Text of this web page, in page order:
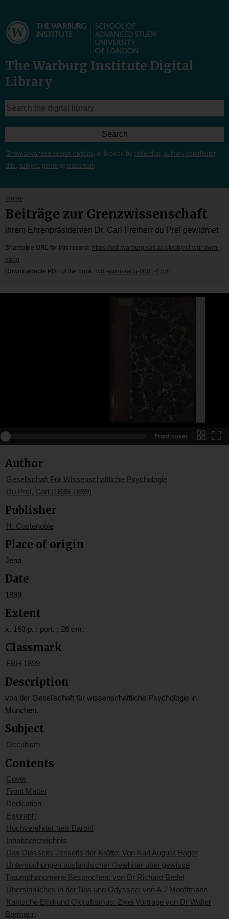
The Warburg Institute Digital
Library
Show advanced search options, or browse by collection, author / contributor,
title, subject, genre or classmark
Home
Beiträge zur Grenzwissenschaft
ihrem Ehrenpräsidenten Dr. Carl Freiherr du Prel gewidmet
Shareable URL for this record:
https://wdl.warburg.sas.ac.uk/object-wdl-awm-
aabg
Downloadable PDF of the book: wdl-awm-aabg-0001-2.pdf
Front cover
Author
Gesellschaft Für Wissenschaftliche Psychologie
Du Prel, Carl (1839-1899)
Publisher
H. Costenoble
Place of origin
Jena
Date
1899
Extent
x, 163 p. : port. ; 26 cm.
Classmark
FBH 1899
Description
von der Gesellschaft für wissenschaftliche Psychologie in
München.
Subject
Occultism
Contents
Cover
Front Matter
Dedication
Epigraph
Hochverehrter herr Baron!
Inhaltsverzeichnis
Das Diesseits Jenseits der Kräfte: Von Karl August Hager
Untersuchungen ausländischer Gelehrter über gewisse
Traumphanomene Besprochen: von Dr Richard Bedel
Übersinnliches in der Ilias und Odyssee: von A J Mordtmann
Kantsche Ethikund Okkultismus: Zwei Vortrage von Dr Walter
Bormann